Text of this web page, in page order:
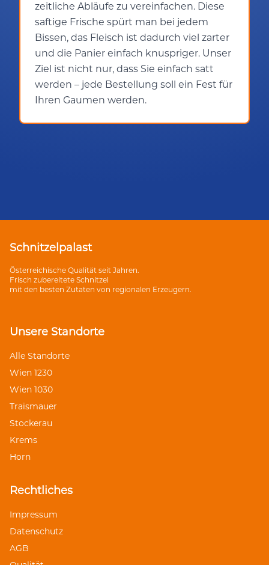
zeitliche Abläufe zu vereinfachen. Diese
saftige Frische spürt man bei jedem
Bissen, das Fleisch ist dadurch viel zarter
und die Panier einfach knuspriger. Unser
Ziel ist nicht nur, dass Sie einfach satt
werden – jede Bestellung soll ein Fest für
Ihren Gaumen werden.
Schnitzelpalast
Österreichische Qualität seit Jahren.
Frisch zubereitete Schnitzel
mit den besten Zutaten von regionalen Erzeugern.
Unsere Standorte
Alle Standorte
Wien 1230
Wien 1030
Traismauer
Stockerau
Krems
Horn
Rechtliches
Impressum
Datenschutz
AGB